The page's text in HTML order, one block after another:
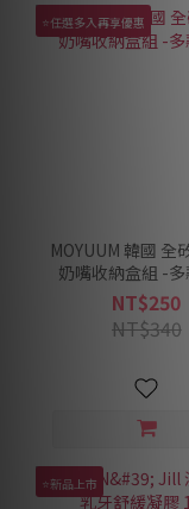
⭐任選多入再享優惠
MOYUUM 韓國 全
奶嘴收納盒組 -
NT$250
NT$340
⭐新品上市